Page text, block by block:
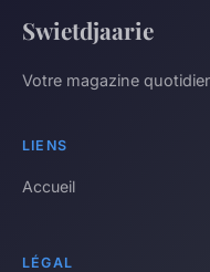
Swietdjaarie
Votre magazine
LIENS
Accueil
LÉGAL